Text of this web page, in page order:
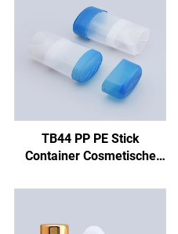
TB44 PP PE Stick
Container Cosmetische
Fles 48 g Plastic
Fles